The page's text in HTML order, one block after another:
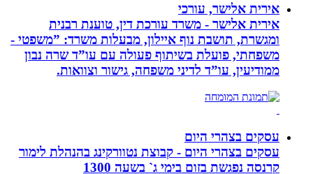
אירית אלישר, עורכי
אירית אלישר - משרד עורכת דין, טוענת רבנית
ומגשרת, תושבת נוף איילון, מבעלות משרד: ”משפטי -
משפחתי, פועלת בשיתוף פעולה עם עו”ד שרה נבון
ממודיעין, עו”ד לדיני משפחה, גישור וצוואות.
עסקים בצהרי היום
עסקים בצהרי היום - קבוצת נטוורקינג בהנהלת לימור
קרנסה נפגשת בזום בימי ג` בשעה 1300